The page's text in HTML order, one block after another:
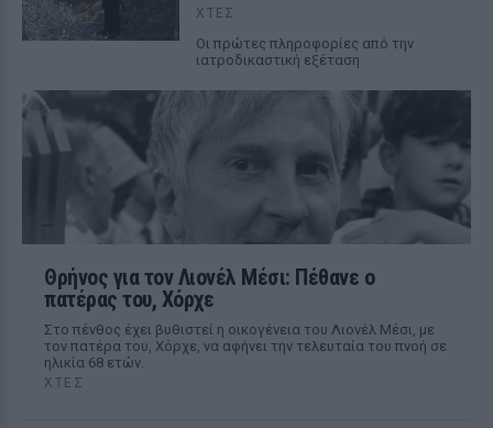
ΧΤΕΣ
Οι πρώτες πληροφορίες από την
ιατροδικαστική εξέταση
Θρήνος για τον Λιονέλ Μέσι: Πέθανε ο
πατέρας του, Χόρχε
Στο πένθος έχει βυθιστεί η οικογένεια του Λιονέλ Μέσι, με
τον πατέρα του, Χόρχε, να αφήνει την τελευταία του πνοή σε
ηλικία 68 ετών.
ΧΤΕΣ